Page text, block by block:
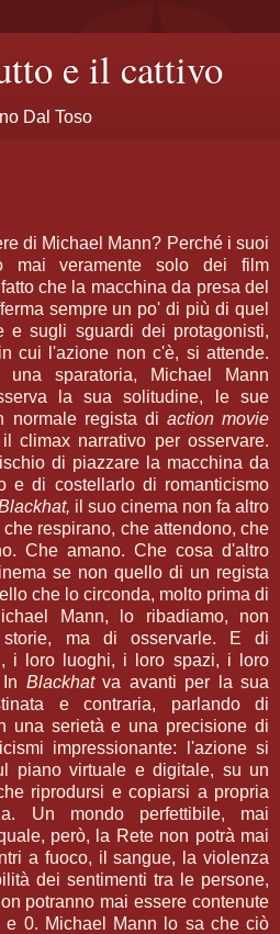
e il cattivo
Dal Toso
di Michael Mann? Perché i suoi
mai veramente solo dei film
che la macchina da presa del
sempre un po' di più di quel
e sugli sguardi dei protagonisti,
cui l'azione non c'è, si attende.
sparatoria, Michael Mann
la sua solitudine, le sue
normale regista di action movie
climax narrativo per osservare.
di piazzare la macchina da
e di costellarlo di romanticismo
il suo cinema non fa altro
respirano, che attendono, che
Che amano. Che cosa d'altro
se non quello di un regista
che lo circonda, molto prima di
Mann, lo ribadiamo, non
storie, ma di osservarle. E di
i loro luoghi, i loro spazi, i loro
Blackhat va avanti per la sua
e contraria, parlando di
una serietà e una precisione di
impressionante: l'azione si
piano virtuale e digitale, su un
riprodursi e copiarsi a propria
Un mondo perfettibile, mai
però, la Rete non potrà mai
a fuoco, il sangue, la violenza
dei sentimenti tra le persone,
potranno mai essere contenute
0. Michael Mann lo sa che ciò